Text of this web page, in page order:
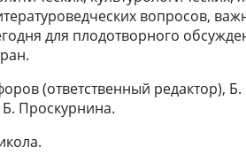
вопросов,
для плодотворного
(ответственный редактор), Б.
Проскурнина.